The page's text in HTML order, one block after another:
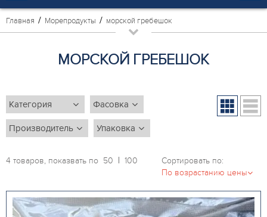
Главная Морепродукты морской гребешок
МОРСКОЙ ГРЕБЕШОК
4 товаров, показвать по 50 100 Сортировать по: